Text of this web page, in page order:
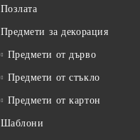
Позлата
Предмети за декорация
Предмети от дърво
Предмети от стъкло
Предмети от картон
Шаблони